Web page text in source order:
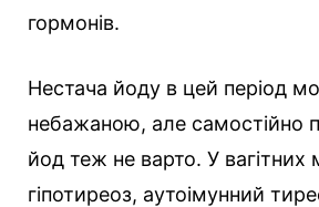
гормонів.
Нестача йоду в цей період
небажаною, але самостійно
йод теж не варто. У
гіпотиреоз, аутоімунний